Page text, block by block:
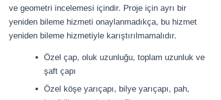
ve geometri incelemesi içindir. Proje için ayrı bir
yeniden bileme hizmeti onaylanmadıkça, bu hizmet
yeniden bileme hizmetiyle karıştırılmamalıdır.
Özel çap, oluk uzunluğu, toplam uzunluk ve
şaft çapı
Özel köşe yarıçapı, bilye yarıçapı, pah,